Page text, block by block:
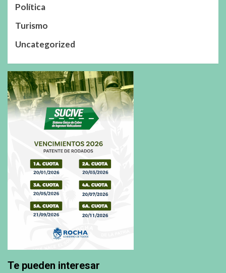
Política
Turismo
Uncategorized
Te pueden interesar